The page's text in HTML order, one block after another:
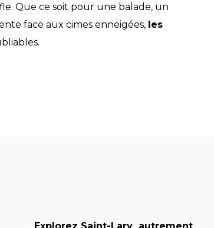
Que ce soit pour une balade, un
face aux cimes enneigées, les